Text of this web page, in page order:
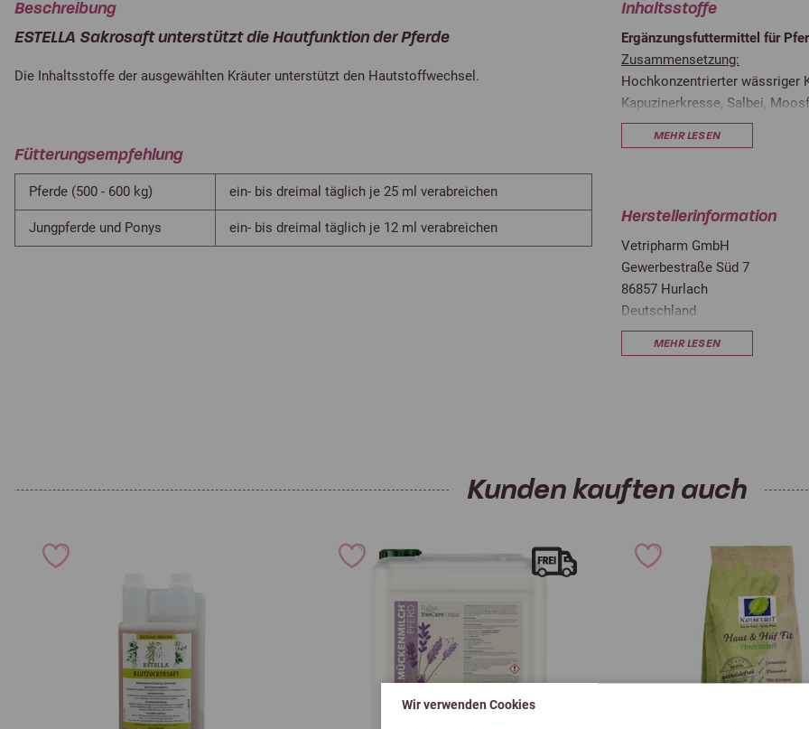
Wir verwenden Cookies
Beschreibung
ESTELLA Sakrosaft unterstützt die Hautfunktion der Pferde
Die Inhaltsstoffe der ausgewählten Kräuter unterstützt den Hautstoffwechsel.
Fütterungsempfehlung
Pferde (500 - 600 kg) ein- bis dreimal täglich je 25 ml verabreichen
Jungpferde und Ponys ein- bis dreimal täglich je 12 ml verabreichen
Inhaltsstoffe
Ergänzungsfuttermittel für
Zusammensetzung:
Hochkonzentrierter wässriger
Kapuzinerkresse, Salbei,
Analytische Bestandteile:
Rohfett
Rohfaser
Rohasche
Feuchtigkeit
Um eine optimale Wirkung zu
Allgemeine Hinweise:
Bitte vor Gebrauch gut
Stand 01/2025
MEHR LESEN
Herstellerinformation
Vetripharm GmbH
Gewerbestraße Süd 7
86857 Hurlach
Deutschland
info@vetripharm.de
MEHR LESEN
Kunden kauften auch